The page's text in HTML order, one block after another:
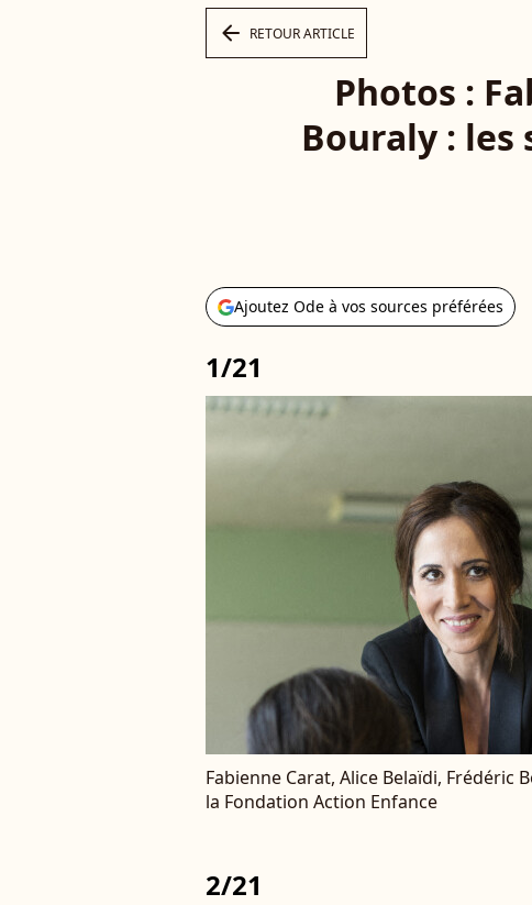
arrow_left RETOUR ARTICLE
Photos :
Bouraly :
Ajoutez Ode à vos sources préférées
1/21
Fabienne Carat, Alice Belaïdi,
la Fondation Action Enfance
2/21